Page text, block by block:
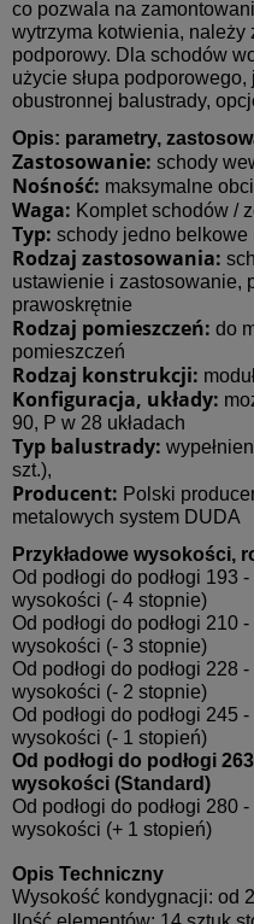
co pozwala na
wytrzyma kotwienia, należy
podporowy. Dla schodów
użycie słupa
obustronnej balustrady,
Opis: parametry,
Zastosowanie: schody
Nośność: maksymalne
Waga: Komplet schodów /
Typ: schody jedno belkowe
Rodzaj zastosowania:
ustawienie i zastosowanie,
prawoskrętnie
Rodzaj pomieszczeń: do
pomieszczeń
Rodzaj konstrukcji:
Konfiguracja, układy:
90, P w 28 układach
Typ balustrady:
szt.),
Producent: Polski
metalowych system DUDA
Przykładowe wysokości,
Od podłogi do podłogi 193
wysokości (- 4 stopnie)
Od podłogi do podłogi 210
wysokości (- 3 stopnie)
Od podłogi do podłogi 228
wysokości (- 2 stopnie)
Od podłogi do podłogi 245
wysokości (- 1 stopień)
Od podłogi do podłogi
wysokości (Standard)
Od podłogi do podłogi 280
wysokości (+ 1 stopień)
Opis Techniczny
Wysokość kondygnacji: od